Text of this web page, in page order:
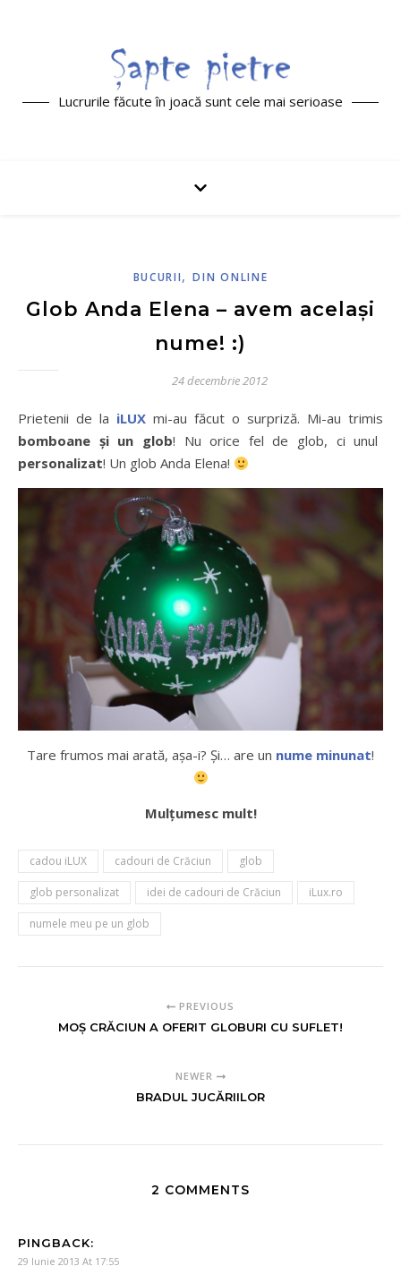
Lucrurile făcute în joacă sunt cele mai serioase
BUCURII,DIN ONLINE
Glob Anda Elena – avem același
nume! :)
24 decembrie 2012
Prietenii de la iLUX mi-au făcut o surpriză. Mi-au trimis
bomboane și un glob! Nu orice fel de glob, ci unul
personalizat! Un glob Anda Elena!
Tare frumos mai arată, așa-i? Și… are un nume minunat!
Mulțumesc mult!
cadou iLUX cadouri de Crăciun glob
glob personalizat idei de cadouri de Crăciun iLux.ro
numele meu pe un glob
PREVIOUS
MOȘ CRĂCIUN A OFERIT GLOBURI CU SUFLET!
NEWER
BRADUL JUCĂRIILOR
2 COMMENTS
PINGBACK:
29 Iunie 2013 At 17:55